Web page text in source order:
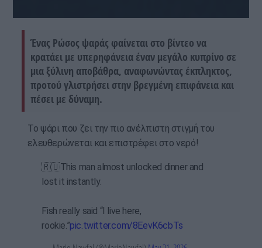
Ένας Ρώσος ψαράς φαίνεται στο βίντεο να
κρατάει με υπερηφάνεια έναν μεγάλο κυπρίνο σε
μια ξύλινη αποβάθρα, αναφωνώντας έκπληκτος,
προτού γλιστρήσει στην βρεγμένη επιφάνεια και
πέσει με δύναμη.
Το ψάρι που ζει την πιο ανέλπιστη στιγμή του
ελευθερώνεται και επιστρέφει στο νερό!
🇷🇺This man almost unlocked dinner and
lost it instantly.
Fish really said “I live here,
rookie.”pic.twitter.com/8EevK6cbTs